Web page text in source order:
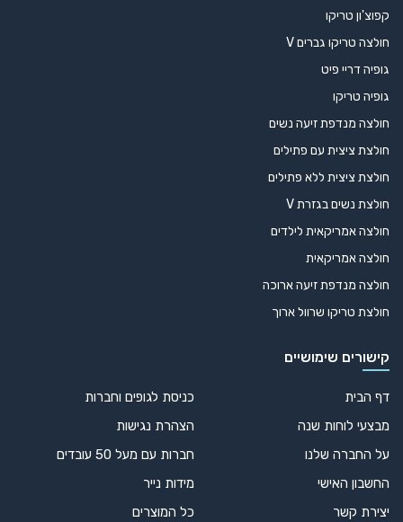
קפוצ'ון טריקו
חולצה טריקו גברים V
גופיה דריי פיט
גופיה טריקו
חולצה מנדפת זיעה נשים
חולצת ציצית עם פתילים
חולצת ציצית ללא פתילים
חולצת נשים בגזרת V
חולצה אמריקאית לילדים
חולצה אמריקאית
חולצה מנדפת זיעה ארוכה
חולצת טריקו שרוול ארוך
קישורים שימושיים
דף הבית
מבצעי לוחות שנה
על החברה שלנו
החשבון האישי
יצירת קשר
כניסת לגופים וחברות
הצהרת נגישות
חברות עם מעל 50 עובדים
מידות נייר
כל המוצרים